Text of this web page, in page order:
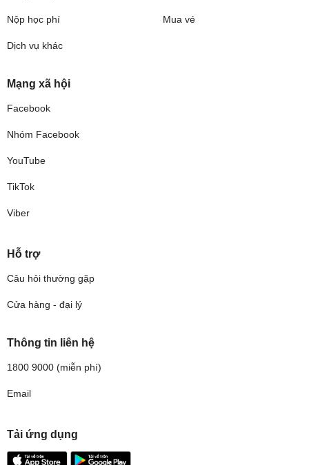
Nộp học phí
Dịch vụ khác
Mua vé
Mạng xã hội
Facebook
Nhóm Facebook
YouTube
TikTok
Viber
Hỗ trợ
Câu hỏi thường gặp
Cửa hàng - đại lý
Thông tin liên hệ
1800 9000 (miễn phí)
Email
Tải ứng dụng